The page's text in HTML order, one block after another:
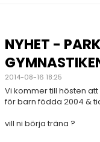
SPONSRING
HALMSTAD GF HALLEN
NYHET -
2014-08-16 18:25
Vi kommer till hösten
för barn födda 2004 &
vill ni börja träna ?